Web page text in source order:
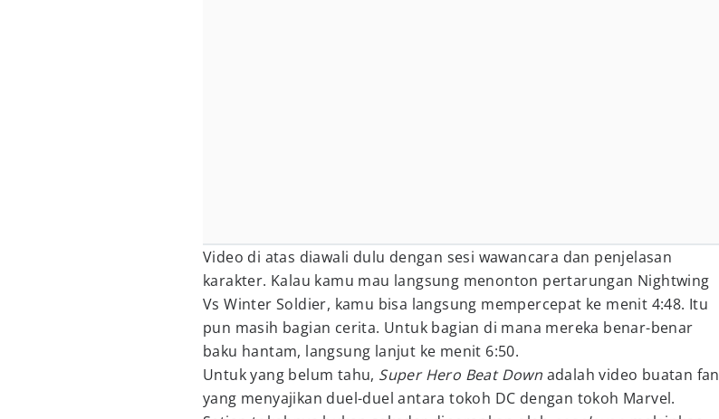
Video di atas diawali dulu dengan sesi wawancara dan penjelasan
karakter. Kalau kamu mau langsung menonton pertarungan Nightwing
Vs Winter Soldier, kamu bisa langsung mempercepat ke menit 4:48. Itu
pun masih bagian cerita. Untuk bagian di mana mereka benar-benar
baku hantam, langsung lanjut ke menit 6:50.
Untuk yang belum tahu, Super Hero Beat Down adalah video buatan fan
yang menyajikan duel-duel antara tokoh DC dengan tokoh Marvel.